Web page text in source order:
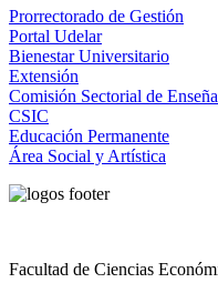
Prorrectorado de Gestión
Portal Udelar
Bienestar Universitario
Extensión
Comisión Sectorial de
CSIC
Educación Permanente
Área Social y Artística
Facultad de Ciencias